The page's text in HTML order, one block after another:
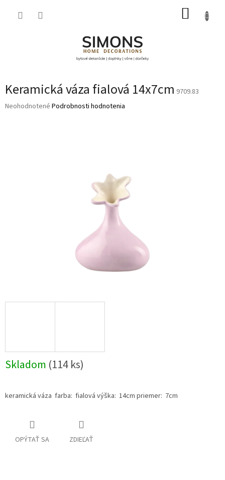
Keramická váza fialová 14x7cm 9709.83
Priemerné
Neohodnotené Podrobnosti hodnotenia
Skladom (114 ks)
keramická váza farba: fialová výška: 14cm priemer: 7cm
OPÝTAŤ SA ZDIEĽAŤ